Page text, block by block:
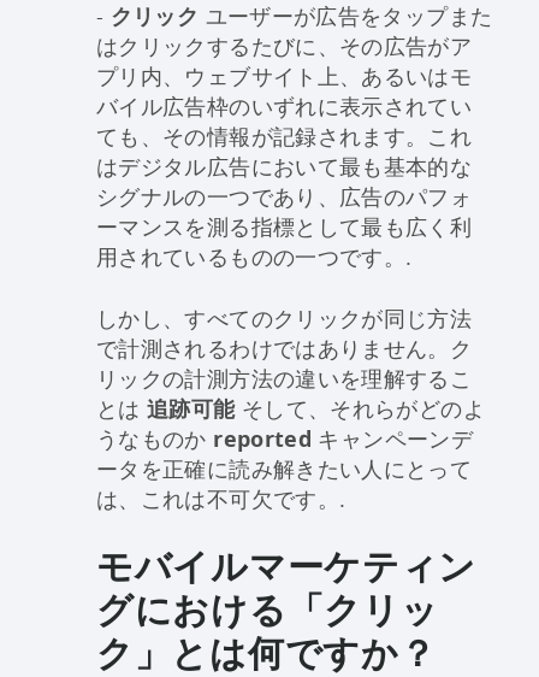
- クリック ユーザーが広告をタップまた
はクリックするたびに、その広告がア
プリ内、ウェブサイト上、あるいはモ
バイル広告枠のいずれに表示されてい
ても、その情報が記録されます。これ
はデジタル広告において最も基本的な
シグナルの一つであり、広告のパフォ
ーマンスを測る指標として最も広く利
用されているものの一つです。.
しかし、すべてのクリックが同じ方法
で計測されるわけではありません。ク
リックの計測方法の違いを理解するこ
とは追跡可能そして、それらがどのよ
うなものか reported キャンペーンデ
ータを正確に読み解きたい人にとって
は、これは不可欠です。.
モバイルマーケティン
グにおける「クリッ
ク」とは何ですか？